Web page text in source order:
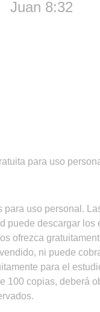
Juan 8:32
para uso
para uso personal.
puede descargar los
ofrezca
ni puede
para el
100 copias, deberá